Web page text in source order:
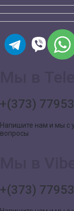
+(373)
Напишите нам и мы с
вопросы
+(373)